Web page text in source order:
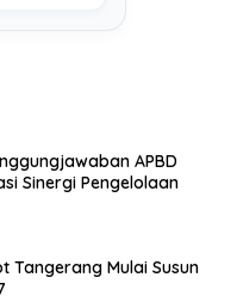
APBD
Sinergi Pengelolaan
Tangerang Mulai Susun